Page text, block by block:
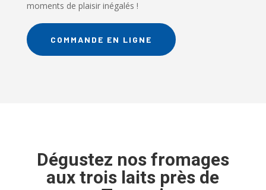
moments de plaisir inégalés !
COMMANDE EN LIGNE
Dégustez nos fromages
aux trois laits près de